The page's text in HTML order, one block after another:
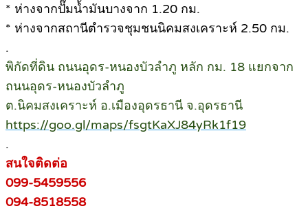
* ห่างจากปั๊มน้ำมันบางจาก 1.20 กม.
* ห่างจากสถานีตำรวจชุมชนนิคมสงเคราะห์ 2.50 กม.
.
พิกัดที่ดิน ถนนอุดร-หนองบัวลำภู หลัก กม. 18 แยกจาก
ถนนอุดร-หนองบัวลำภู
ต.นิคมสงเคราะห์ อ.เมืองอุดรธานี จ.อุดรธานี
https://goo.gl/maps/fsgtKaXJ84yRk1f19
.
สนใจติดต่อ
099-5459556
094-8518558